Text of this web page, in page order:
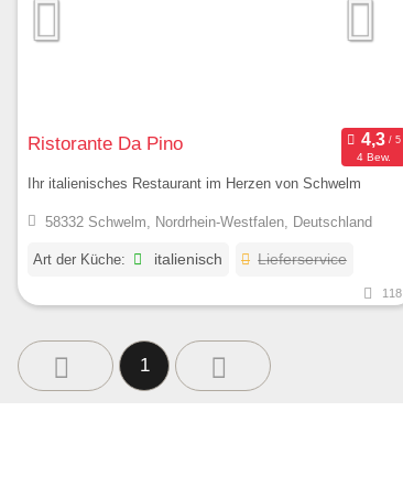
Ristorante Da Pino
4 Bew.
Ihr italienisches Restaurant im Herzen von Schwelm
58332 Schwelm, Nordrhein-Westfalen, Deutschland
Art der Küche: italienisch Lieferservice
118
1